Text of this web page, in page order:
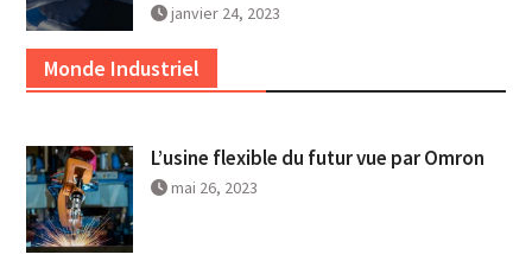
janvier 24, 2023
Monde Industriel
L’usine flexible du futur vue par Omron
mai 26, 2023